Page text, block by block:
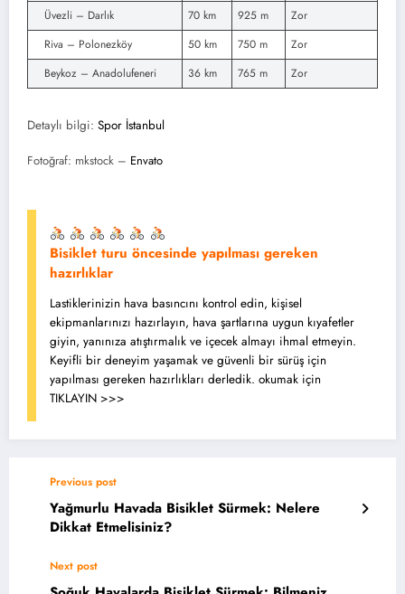
Üvezli – Darlık
70 km 925 m
Zor
Riva – Polonezköy
50 km 750 m
Zor
Beykoz – Anadolufeneri
36 km 765 m Zor
Detaylı bilgi: Spor İstanbul
Fotoğraf: mkstock – Envato
Bisiklet turu öncesinde yapılması gereken
hazırlıklar
Lastiklerinizin hava basıncını kontrol edin, kişisel
ekipmanlarınızı hazırlayın, hava şartlarına uygun kıyafetler
giyin, yanınıza atıştırmalık ve içecek almayı ihmal etmeyin.
Keyifli bir deneyim yaşamak ve güvenli bir sürüş için
yapılması gereken hazırlıkları derledik. okumak için
TIKLAYIN >>>
Previous post
Yağmurlu Havada Bisiklet Sürmek: Nelere
Dikkat Etmelisiniz?
Next post